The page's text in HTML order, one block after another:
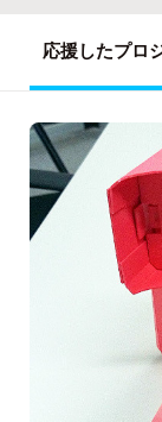
応援したプロ